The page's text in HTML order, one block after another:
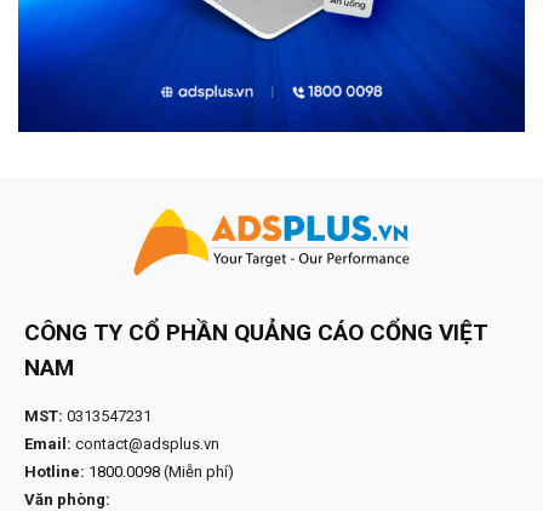
CÔNG TY CỔ PHẦN QUẢNG CÁO CỔNG VIỆT
NAM
MST: 0313547231
Email: contact@adsplus.vn
Hotline: 1800.0098 (Miễn phí)
Văn phòng: